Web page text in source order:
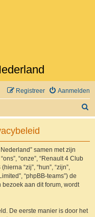
Aanmelden
Registreer
o
samen met zijn
“onze”, “Renault 4 Club
“zij”, “hun”, “zijn”,
“phpBB-teams”) de
aan dit forum, wordt
De eerste manier is door het